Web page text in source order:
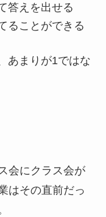
答えを出せる
ることができる
あまりが1ではな
会にクラス会が
はその直前だっ